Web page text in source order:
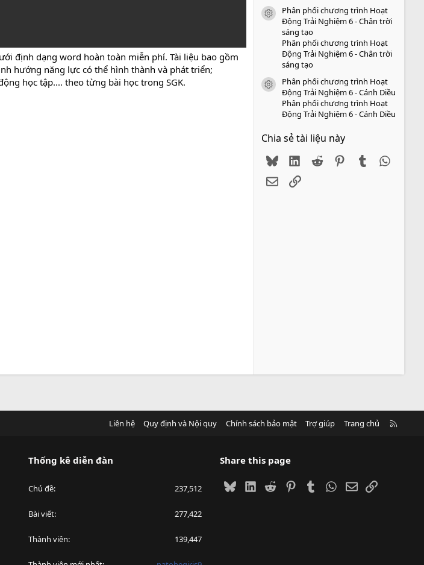
định dạng word hoàn toàn miễn phí. Tài liệu bao gồm
hướng năng lực có thể hình thành và phát triển;
học tập.... theo từng bài học trong SGK.
icon tài liệu
Phân phối chương trình Hoạt
Động Trải Nghiệm 6 - Chân trời
sáng tạo
Phân phối chương trình Hoạt
Động Trải Nghiệm 6 - Chân trời
sáng tạo
icon tài liệu
Phân phối chương trình Hoạt
Động Trải Nghiệm 6 - Cánh Diều
Phân phối chương trình Hoạt
Động Trải Nghiệm 6 - Cánh Diều
Chia sẻ tài liệu này
BlueskyLinkedIn
Reddit PinterestTumblr
EmailLink
Liên hệ Quy định và Nội quy Chính sách bảo mật Trợ giúp Trang chủ
Thống kê diễn đàn
Chủ đề 237,512
Bài viết 277,422
Thành viên 139,447
Share this page
BlueskyLinkedIn
Reddit PinterestTumblrWhatsApp
EmailLink